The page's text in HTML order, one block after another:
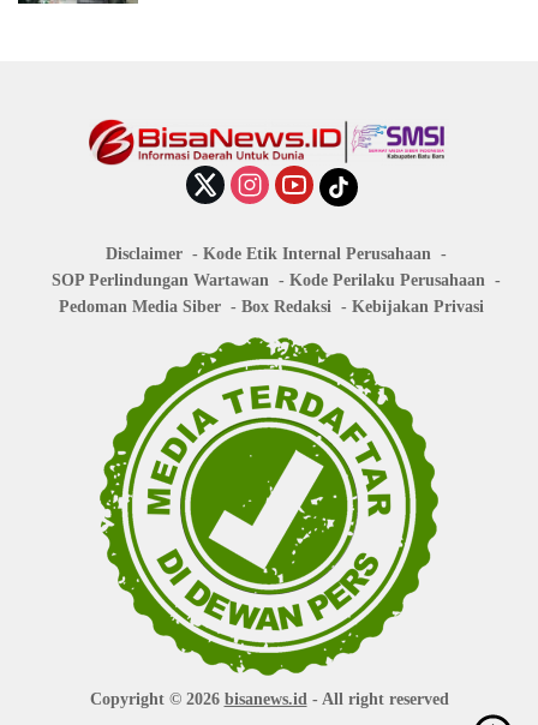
Disclaimer
Kode Etik Internal Perusahaan
SOP Perlindungan Wartawan
Kode Perilaku Perusahaan
Pedoman Media Siber
Box Redaksi Kebijakan Privasi
Copyright © 2026 bisanews.id- All right reserved